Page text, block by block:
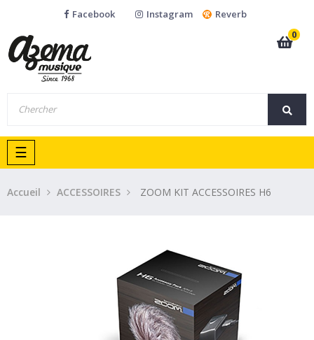
Facebook Instagram
Reverb
0
Basculer
la
navigation
☰
Accueil ACCESSOIRES ZOOM KIT ACCESSOIRES H6